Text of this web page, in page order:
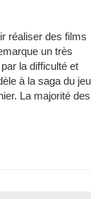
réaliser des films
un très
la difficulté et
à la saga du jeu
La majorité des